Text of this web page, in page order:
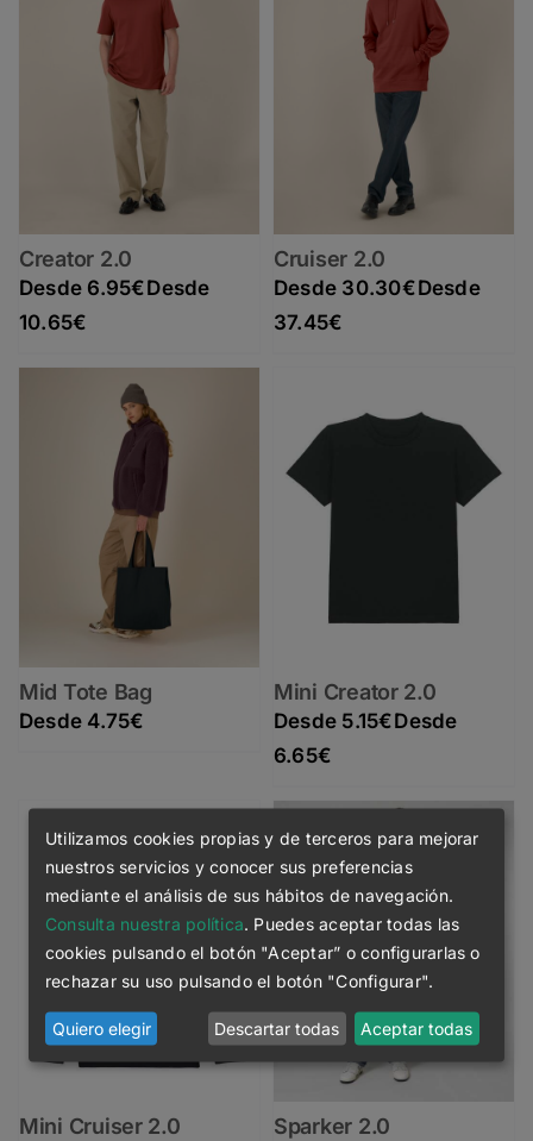
Creator 2.0
6.95€
10.65€
Cruiser 2.0
30.30€
37.45€
Mid Tote Bag
4.75€
Mini Creator 2.0
5.15€
6.65€
Mini Cruiser 2.0 Sparker 2.0
Utilizamos cookies propias y de terceros para mejorar
nuestros servicios y conocer sus preferencias
mediante el análisis de sus hábitos de navegación.
Consulta nuestra política . Puedes aceptar todas las
cookies pulsando el botón "Aceptar” o configurarlas o
rechazar su uso pulsando el botón "Configurar".
Quiero elegir Descartar todas Aceptar todas